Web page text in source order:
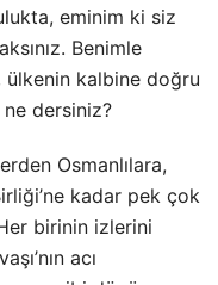
eminim ki siz
Benimle
ülkenin kalbine doğru
dersiniz?
Osmanlılara,
kadar pek çok
birinin izlerini
acı